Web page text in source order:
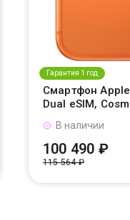
Гарантия 1 год
Смартфон
Dual eSIM,
В наличии
100 490 ₽
115 564 ₽